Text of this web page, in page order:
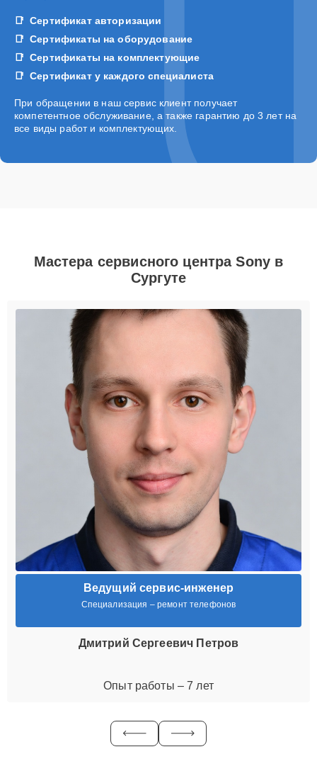
Сертификат авторизации
Сертификаты на оборудование
Сертификаты на комплектующие
Сертификат у каждого специалиста
При обращении в наш сервис клиент получает
компетентное обслуживание, а также гарантию до 3 лет на
все виды работ и комплектующих.
Мастера сервисного центра Sony в
Сургуте
Ведущий сервис-инженер
Специализация – ремонт телефонов
Дмитрий Сергеевич Петров
Опыт работы – 7 лет